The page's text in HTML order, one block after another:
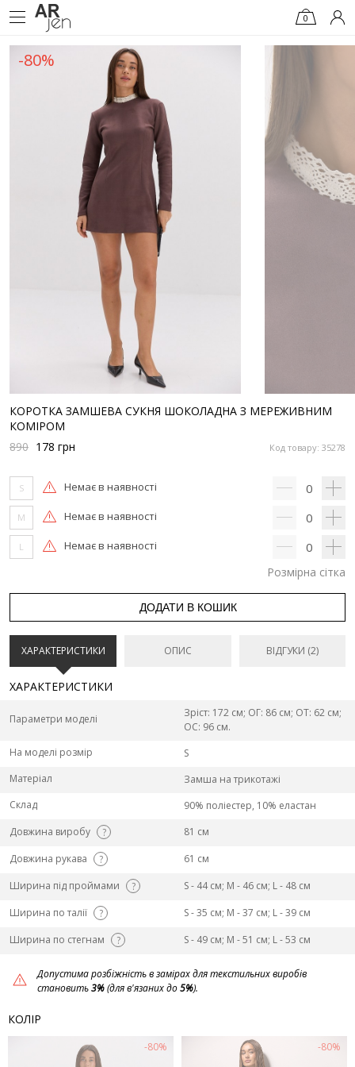
0
-80%
КОРОТКА ЗАМШЕВА СУКНЯ ШОКОЛАДНА З МЕРЕЖИВНИМ
КОМІРОМ
Код товару: 35278
890 178 грн
S Немає в наявності 0
M Немає в наявності 0
L Немає в наявності 0
Розмірна сітка
ДОДАТИ В КОШИК
ХАРАКТЕРИСТИКИ ОПИС ВІДГУКИ (2)
ХАРАКТЕРИСТИКИ
Параметри моделі
Зріст: 172 см; ОГ: 86 см; ОТ: 62 см;
ОС: 96 см.
На моделі розмір
S
Матеріал
Замша на трикотажі
Склад
90% поліестер, 10% еластан
Довжина виробу
?
81 см
Довжина рукава
?
61 см
Ширина під проймами
?
S - 44 см; M - 46 см; L - 48 см
Ширина по талії
?
S - 35 см; M - 37 см; L - 39 см
Ширина по стегнам
? S - 49 см; M - 51 см; L - 53 см
Допустима розбіжність в замірах для текстильних виробів
становить3%(для в'язаних до5%).
КОЛІР
-80% -80%